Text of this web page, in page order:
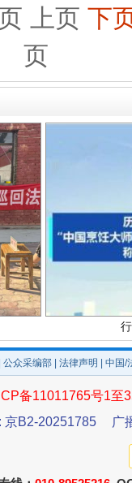
上页 下
页
公众采编部 法律声明 | 中国
备11011765号1至
京B2-20251785
广